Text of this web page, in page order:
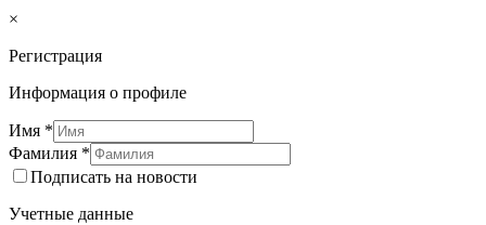
×
Регистрация
Информация о профиле
Имя *
Фамилия *
Подписать на новости
Учетные данные